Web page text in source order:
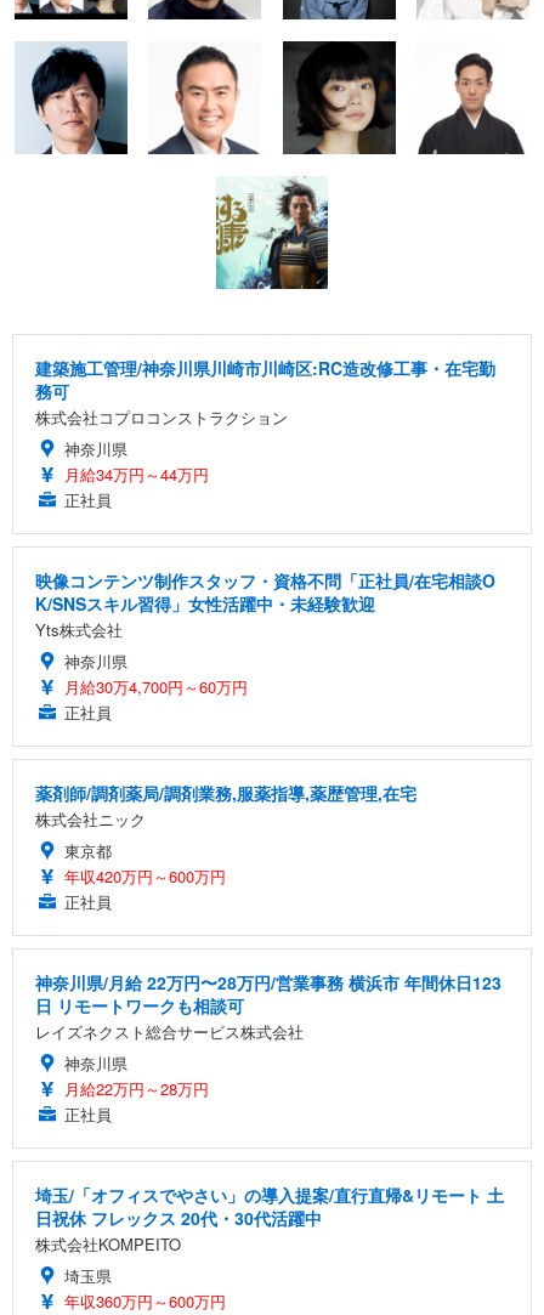
建築施工管理/神奈川県川崎市川崎区:RC造改修工事・在宅勤
務可
株式会社コプロコンストラクション
神奈川県
月給34万円～44万円
正社員
映像コンテンツ制作スタッフ・資格不問「正社員/在宅相談O
K/SNSスキル習得」女性活躍中・未経験歓迎
Yts株式会社
神奈川県
月給30万4,700円～60万円
正社員
薬剤師/調剤薬局/調剤業務,服薬指導,薬歴管理,在宅
株式会社ニック
東京都
年収420万円～600万円
正社員
神奈川県/月給 22万円〜28万円/営業事務 横浜市 年間休日123
日 リモートワークも相談可
レイズネクスト総合サービス株式会社
神奈川県
月給22万円～28万円
正社員
埼玉/「オフィスでやさい」の導入提案/直行直帰&リモート 土
日祝休 フレックス 20代・30代活躍中
株式会社KOMPEITO
埼玉県
年収360万円～600万円